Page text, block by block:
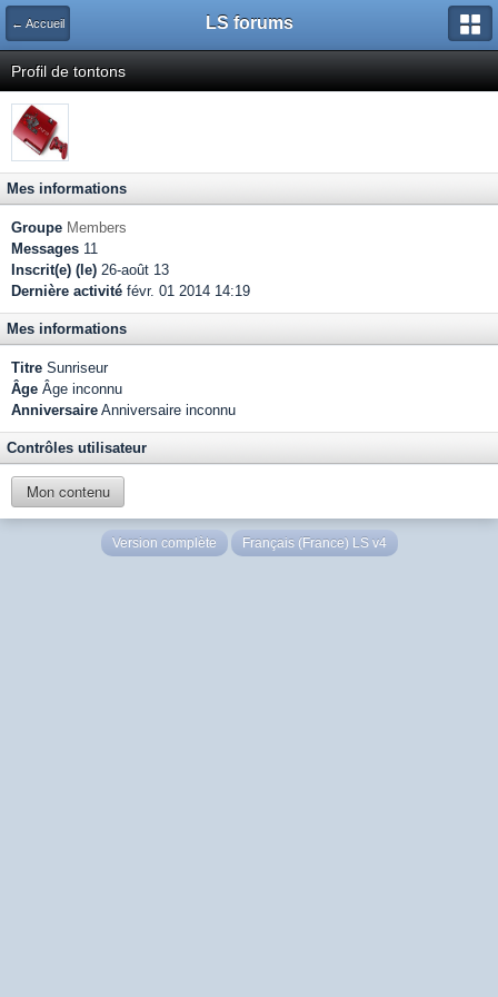
← Accueil LS forums
Profil de tontons
Mes informations
Groupe Members
Messages 11
Inscrit(e) (le) 26-août 13
Dernière activité févr. 01 2014 14:19
Mes informations
Titre Sunriseur
Âge Âge inconnu
Anniversaire Anniversaire inconnu
Contrôles utilisateur
Mon contenu
Version complète Français (France) LS v4